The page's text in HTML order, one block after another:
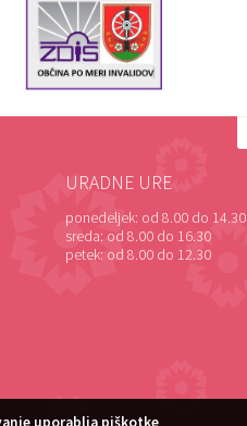
URADNE URE
ponedeljek: od 8.00 do 14.30
sreda: od 8.00 do 16.30
petek: od 8.00 do 12.30
uporablja piškotke